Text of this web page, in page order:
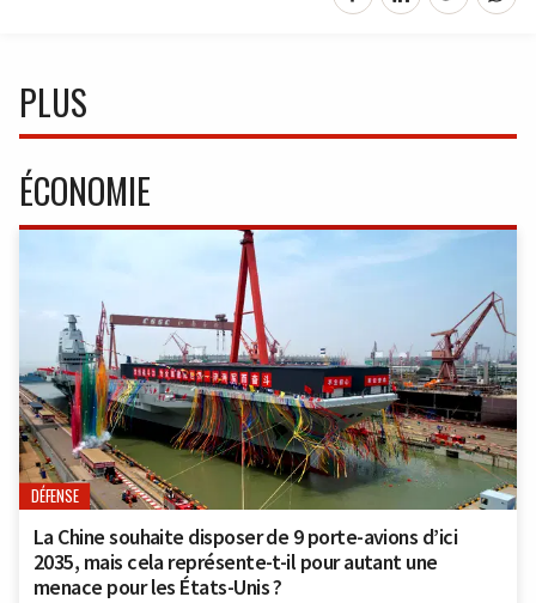
PLUS
ÉCONOMIE
DÉFENSE
La Chine souhaite disposer de 9 porte-avions d’ici
2035, mais cela représente-t-il pour autant une
menace pour les États-Unis ?